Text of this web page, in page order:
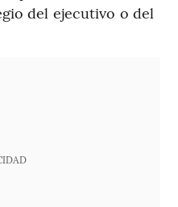
del ejecutivo o del